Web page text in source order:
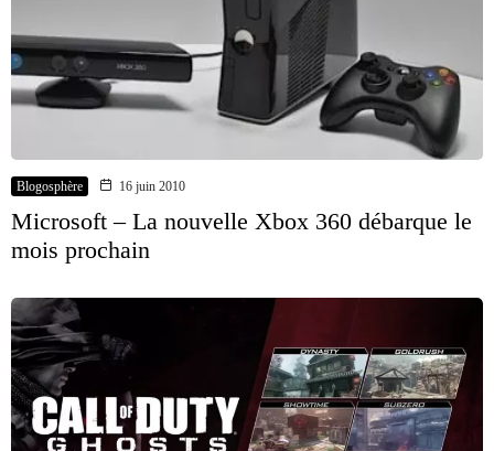
Blogosphère 16 juin 2010
Microsoft – La nouvelle Xbox 360 débarque le
mois prochain